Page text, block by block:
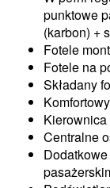
punktowe
(karbon) +
Fotele
Fotele na
Składany
Kierownica
Centralne